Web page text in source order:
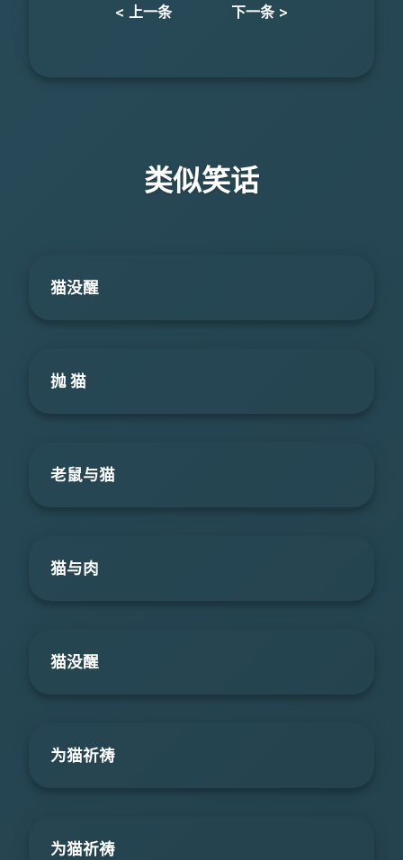
< 上一条 下一条 >
类似笑话
猫没醒
抛 猫
老鼠与猫
猫与肉
猫没醒
为猫祈祷
为猫祈祷